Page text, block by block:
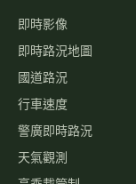
即時影像
即時路況地圖
國道路況
行車速度
警廣即時路況
天氣觀測